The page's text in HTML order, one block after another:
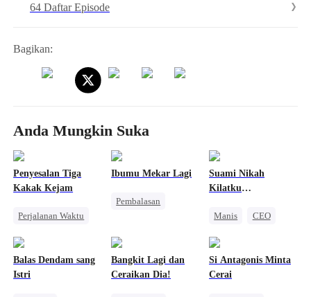
pesanan itu sebagai hasil perselingkuhannya. Tak tahan, Mai
dendam.
64 Daftar Episode
Bagikan:
Anda Mungkin Suka
Penyesalan Tiga
Kakak Kejam
Perjalanan Waktu
Pengkhianatan
Ibumu Mekar Lagi
Pembalasan
Disayangi Semua
Suami Nikah
Kilatku
Manis
CEO
Balas Dendam sang
Istri
Bangkit Lagi dan
Ceraikan Dia!
Si Antagonis Minta
Cerai